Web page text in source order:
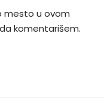
mesto u ovom
komentarišem.